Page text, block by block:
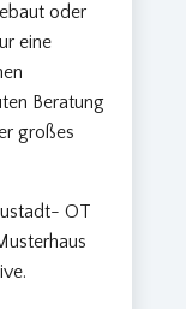
oder
eine
Beratung
großes
OT